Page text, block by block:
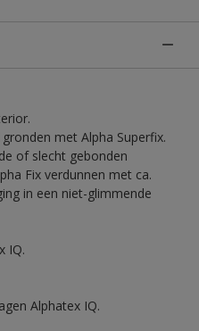
met Alpha Superfix.
of slecht gebonden
Fix verdunnen met ca.
in een niet-glimmende
IQ.
Alphatex IQ.